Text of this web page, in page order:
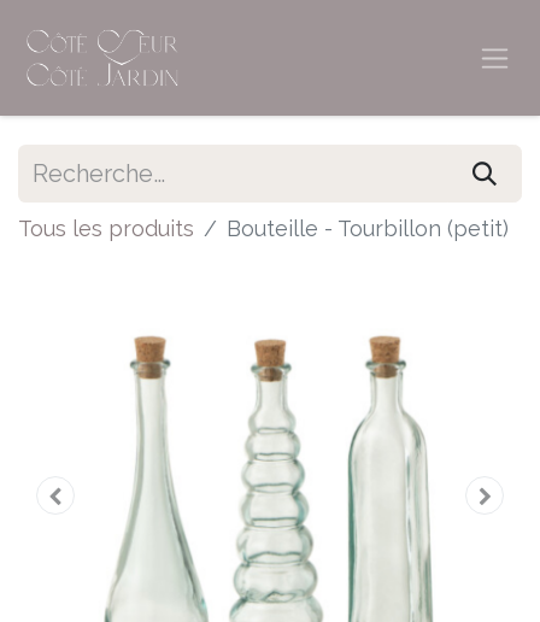
Tous les produits Bouteille - Tourbillon (petit)